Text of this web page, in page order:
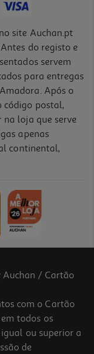
site Auchan.pt
do registo e
servem
para entregas
Após o
código postal,
na loja que serve
apenas
continental,
Auchan / Cartão
com o Cartão
todos os
ou superior a
de